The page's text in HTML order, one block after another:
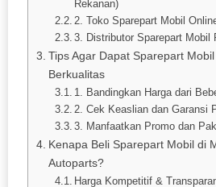
Rekanan)
2. Toko Sparepart Mobil
3. Distributor Sparepart Mobil
Tips Agar Dapat Sparepart
Berkualitas
1. Bandingkan Harga dari
2. Cek Keaslian dan Garansi
3. Manfaatkan Promo dan
Kenapa Beli Sparepart Mobil di
Autoparts?
Harga Kompetitif &